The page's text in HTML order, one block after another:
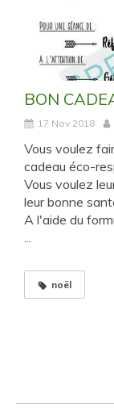
BON
17 Nov 2018
Vous voulez
cadeau éco-
Vous voulez
leur bonne
A l'aide du
...
noël